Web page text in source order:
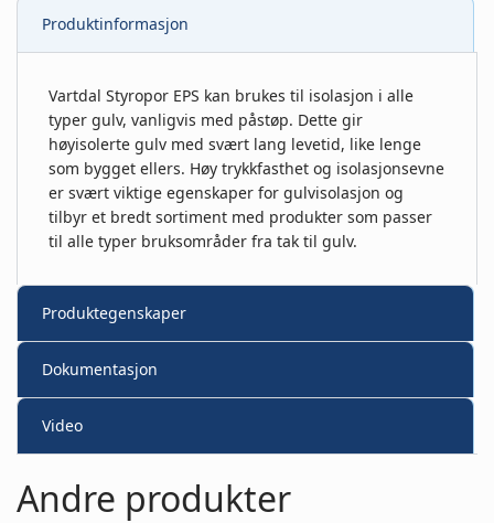
Produktinformasjon
Vartdal Styropor EPS kan brukes til isolasjon i alle
typer gulv, vanligvis med påstøp. Dette gir
høyisolerte gulv med svært lang levetid, like lenge
som bygget ellers. Høy trykkfasthet og isolasjonsevne
er svært viktige egenskaper for gulvisolasjon og
tilbyr et bredt sortiment med produkter som passer
til alle typer bruksområder fra tak til gulv.
Produktegenskaper
Dokumentasjon
Video
Andre produkter